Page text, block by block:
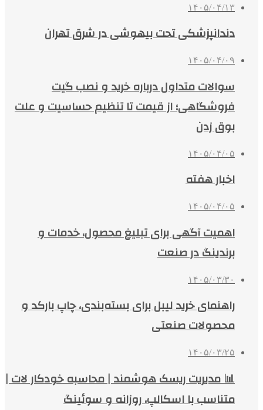
۱۴۰۵/۰۴/۱۳
دندانپزشکی تحت بیهوشی در شرق تهران
۱۴۰۵/۰۴/۰۹
سوالات متداول درباره خرید و نصب گیت
فروشگاهی؛ از قیمت تا تنظیم حساسیت و علت
بوق زدن
۱۴۰۵/۰۴/۰۵
اخبار هفته
۱۴۰۵/۰۴/۰۵
اهمیت آگهی برای تبلیغ محصول، خدمات و
برندینگ در صنعت
۱۴۰۵/۰۳/۳۰
راهنمای خرید لیبل برای بسته‌بندی، چاپ بارکد و
محصولات صنعتی
۱۴۰۵/۰۳/۲۵
📊 مدیریت ریسک هوشمند | محاسبه خودکار لات |
متناسب با اسکالپ، روزانه و سوئینگ